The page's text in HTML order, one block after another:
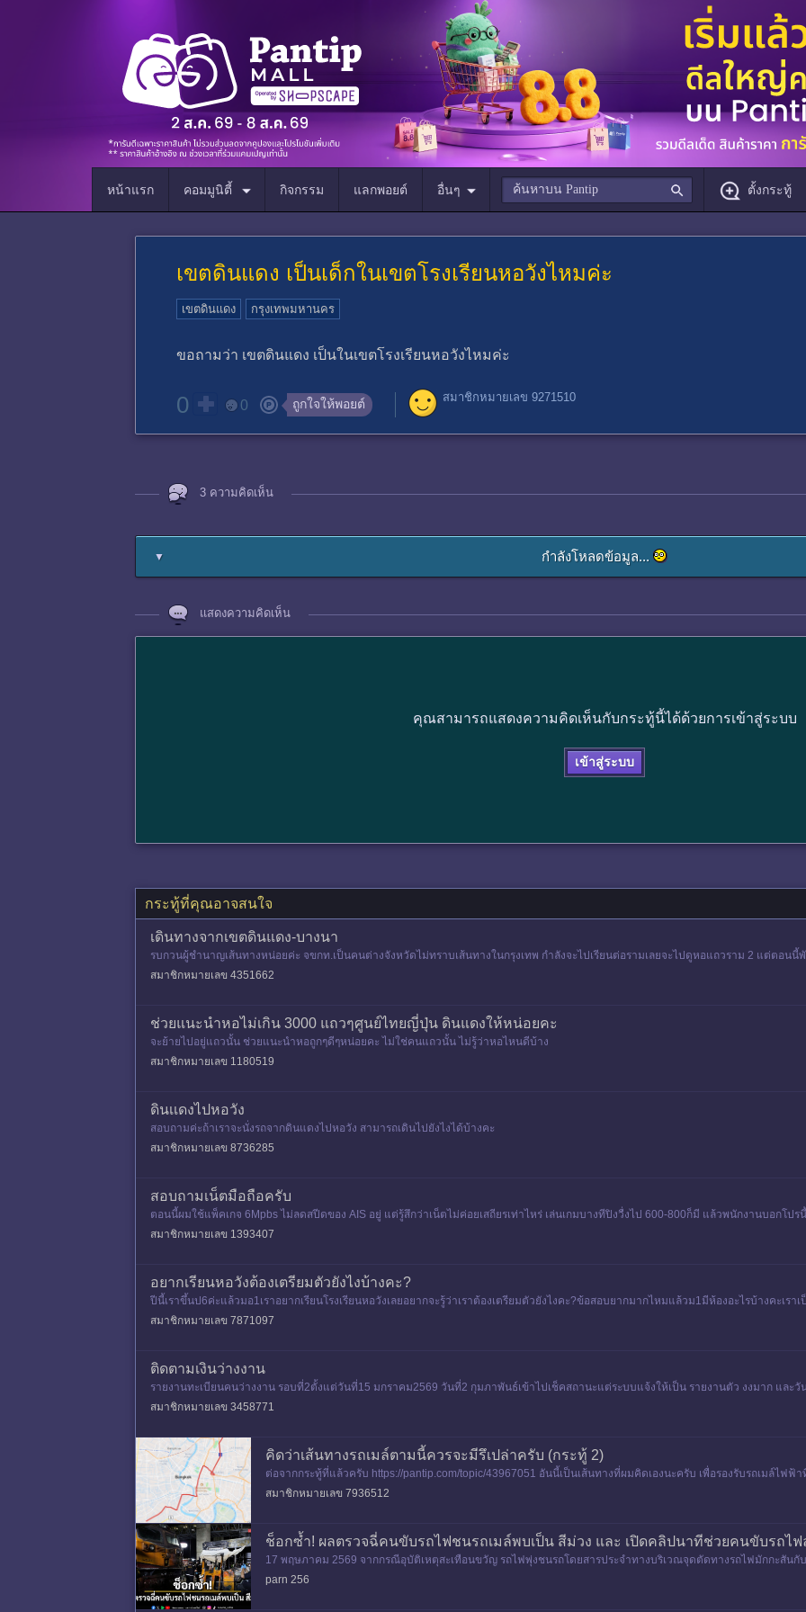
หน้าแรก คอมมูนิตี้ กิจกรรม แลกพอยต์ อื่นๆ ตั้งกระทู้
เขตดินแดง เป็นเด็กในเขตโรงเรียนหอวังไหมค่ะ
เขตดินแดง กรุงเทพมหานคร
ขอถามว่า เขตดินแดง เป็นในเขตโรงเรียนหอวังไหมค่ะ
0 0 ถูกใจให้พอยต์ สมาชิกหมายเลข 9271510
3 ความคิดเห็น
▼ กำลังโหลดข้อมูล...
แสดงความคิดเห็น
คุณสามารถแสดงความคิดเห็นกับกระทู้นี้ได้ด้วยการเข้าสู่ระบบ
เข้าสู่ระบบ
กระทู้ที่คุณอาจสนใจ
เดินทางจากเขตดินแดง-บางนา
รบกวนผู้ชำนาญเส้นทางหน่อยค่ะ จขกท.เป็นคนต่างจังหวัดไม่ทราบเส้นทางในกรุงเทพ กำลังจะไปเรียนต่อรามเลยจะไปดูหอแถวราม 2 แต่ตอน
อะไรถึงจะเร็วที่สุดค่ะ
สมาชิกหมายเลข 4351662
ช่วยแนะนำหอไม่เกิน 3000 แถวๆศูนย์ไทยญี่ปุ่น ดินแดงให้หน่อยคะ
จะย้ายไปอยู่แถวนั้น ช่วยแนะนำหอถูกๆดีๆหน่อยคะ ไม่ใช่คนแถวนั้น ไม่รู้ว่าหอไหนดีบ้าง
สมาชิกหมายเลข 1180519
ดินเเดงไปหอวัง
สอบถามค่ะถ้าเราจะนั่งรถจากดินแดงไปหอวัง สามารถเดินไปยังไงได้บ้างคะ
สมาชิกหมายเลข 8736285
สอบถามเน็ตมือถือครับ
ตอนนี้ผมใช้แพ็คเกจ 6Mpbs ไม่ลดสปีดของ AIS อยู่ แต่รู้สึกว่าเน็ตไม่ค่อยเสถียรเท่าไหร่ เล่นเกมบางทีปิงวื่งไป 600-800ก็มี แล้วพนักงานบอกโ
อเข้าเล่
สมาชิกหมายเลข 1393407
อยากเรียนหอวังต้องเตรียมตัวยังไงบ้างคะ?
ปีนี้เราขึ้นป6ค่ะแล้วมอ1เราอยากเรียนโรงเรียนหอวังเลยอยากจะรู้ว่าเราต้องเตรียมตัวยังไงคะ?ข้อสอบยากมากไหมแล้วม1มีห้องอะไรบ้างคะเรา
สมาชิกหมายเลข 7871097
ติดตามเงินว่างงาน
รายงานทะเบียนคนว่างงาน รอบที่2ตั้งแต่วันที่15 มกราคม2569 วันที่2 กุมภาพันธ์เข้าไปเช็คสถานะแต่ระบบแจ้งให้เป็น รายงานตัว งงมาก และ
1506 เพื่อสอบถามเงิ
สมาชิกหมายเลข 3458771
คิดว่าเส้นทางรถเมล์ตามนี้ควรจะมีรึเปล่าครับ (กระทู้ 2)
ต่อจากกระทู้ที่แล้วครับ https://pantip.com/topic/43967051 อันนี้เป็นเส้นทางที่ผมคิดเองนะครับ เพื่อรองรับรถเมล์ไฟ
สายครับ 9.บางบอน - บางเขน
สมาชิกหมายเลข 7936512
ช็อกซ้ำ! ผลตรวจฉี่คนขับรถไฟชนรถเมล์พบเป็น สีม่วง และ เปิดคลิปนาทีช่วยคนขับรถไฟ
17 พฤษภาคม 2569 จากกรณีอุบัติเหตุสะเทือนขวัญ รถไฟพุ่งชนรถโดยสารประจำทางบริเวณจุดตัดทางรถไฟมักกะสันกั
มหานคร เมื่อช่วงเวลาประมาณ 15.40 น. วานนี้ (16
parn 256